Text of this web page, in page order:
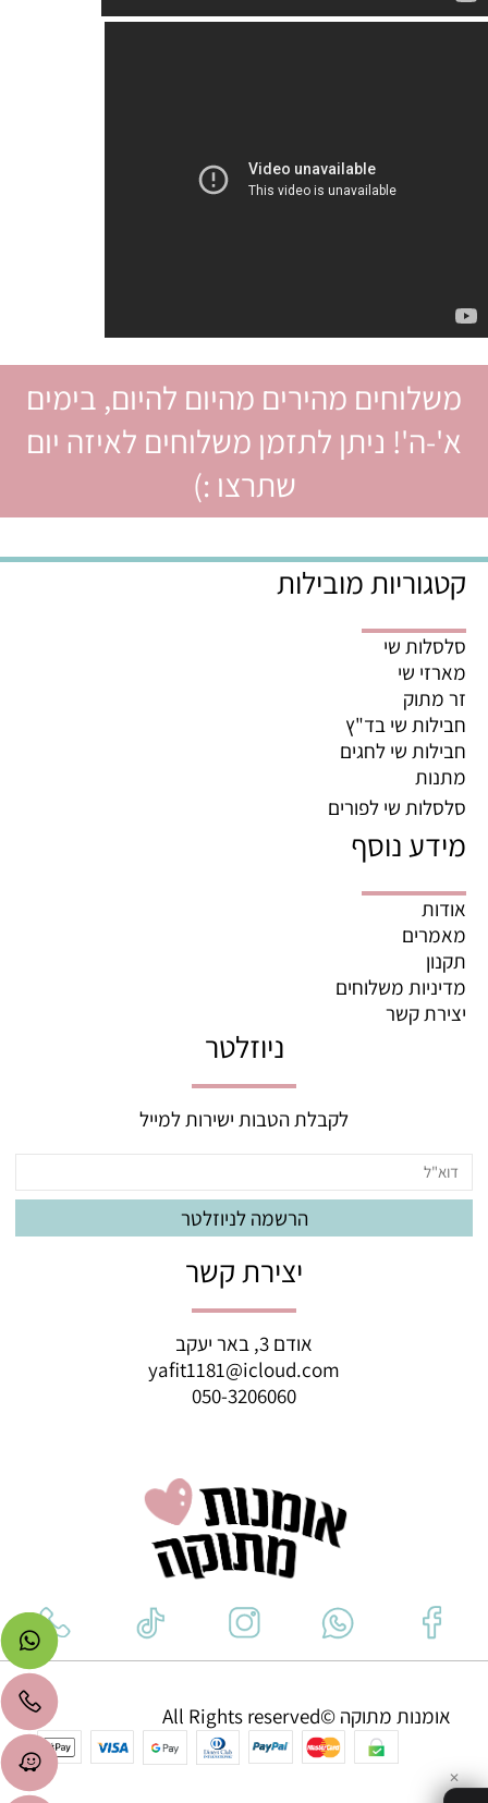
משלוחים מהירים מהיום להיום, בימים
א'-ה'! ניתן לתזמן משלוחים לאיזה יום
שתרצו :)
קטגוריות מובילות
סלסלות שי
מארזי שי
זר מתוק
חבילות שי בד"ץ
חבילות שי לחגים
מתנות
סלסלות שי לפורים
מידע נוסף
אודות
מאמרים
תקנון
מדיניות משלוחים
יצירת קשר
ניוזלטר
לקבלת הטבות ישירות למייל
יצירת קשר
אודם 3, באר יעקב
yafit1181@icloud.com
050-3206060
אומנות מתוקה ©All Rights reserved
✕